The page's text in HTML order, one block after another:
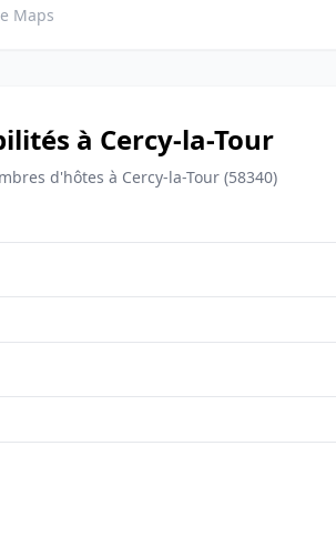
Maps
à Cercy-la-Tour
d'hôtes à Cercy-la-Tour (58340)